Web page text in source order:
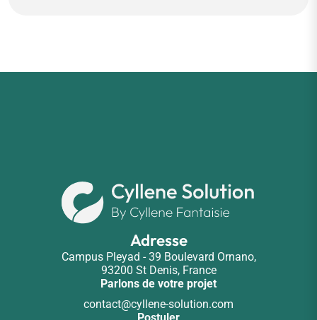
Adresse
Campus Pleyad - 39 Boulevard Ornano,
93200 St Denis, France
Parlons de votre projet
contact@cyllene-solution.com